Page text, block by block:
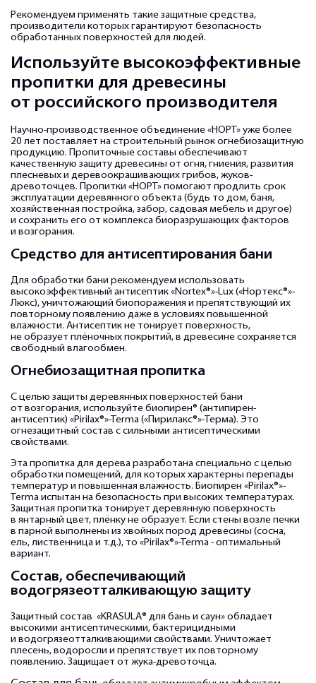
Рекомендуем применять такие защитные средства,
производители которых гарантируют безопасность
обработанных поверхностей для людей.
Используйте высокоэффективные
пропитки для древесины
от российского производителя
Научно-производственное объединение «НОРТ» уже более
20 лет поставляет на строительный рынок огнебиозащитную
продукцию. Пропиточные составы обеспечивают
качественную защиту древесины от огня, гниения, развития
плесневых и деревоокрашивающих грибов, жуков-
древоточцев. Пропитки «НОРТ» помогают продлить срок
эксплуатации деревянного объекта (будь то дом, баня,
хозяйственная постройка, забор, садовая мебель и другое)
и сохранить его от комплекса биоразрушающих факторов
и возгорания.
Средство для антисептирования бани
Для обработки бани рекомендуем использовать
высокоэффективный антисептик «Nortex®»-Lux («Нортекс®»-
Люкс), уничтожающий биопоражения и препятствующий их
повторному появлению даже в условиях повышенной
влажности. Антисептик не тонирует поверхность,
не образует плёночных покрытий, в древесине сохраняется
свободный влагообмен.
Огнебиозащитная пропитка
С целью защиты деревянных поверхностей бани
от возгорания, используйте биопирен® (антипирен-
антисептик) «Pirilax®»-Terma («Пирилакс®»-Терма). Это
огнезащитный состав с сильными антисептическими
свойствами.
Эта пропитка для дерева разработана специально с целью
обработки помещений, для которых характерны перепады
температур и повышенная влажность. Биопирен «Pirilax®»-
Terma испытан на безопасность при высоких температурах.
Защитная пропитка тонирует деревянную поверхность
в янтарный цвет, плёнку не образует. Если стены возле печки
в парной выполнены из хвойных пород древесины (сосна,
ель, лиственница и т.д.), то «Pirilax®»-Terma - оптимальный
вариант.
Состав, обеспечивающий
водогрязеотталкивающую защиту
Защитный состав «KRASULA® для бань и саун» обладает
высокими антисептическими, бактерицидными
и водогрязеотталкивающими свойствами. Уничтожает
плесень, водоросли и препятствует их повторному
появлению. Защищает от жука-древоточца.